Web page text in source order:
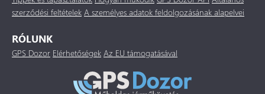
szerződési feltételek A személyes adatok feldolgozásának alapelvei
RÓLUNK
GPS Dozor Elérhetőségek Az EU támogatásával